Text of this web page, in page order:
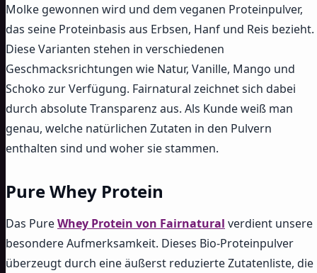
Molke gewonnen wird und dem veganen Proteinpulver,
das seine Proteinbasis aus Erbsen, Hanf und Reis bezieht.
Diese Varianten stehen in verschiedenen
Geschmacksrichtungen wie Natur, Vanille, Mango und
Schoko zur Verfügung. Fairnatural zeichnet sich dabei
durch absolute Transparenz aus. Als Kunde weiß man
genau, welche natürlichen Zutaten in den Pulvern
enthalten sind und woher sie stammen.
Pure Whey Protein
Das PureWhey Protein von Fairnatural verdient unsere
besondere Aufmerksamkeit. Dieses Bio-Proteinpulver
überzeugt durch eine äußerst reduzierte Zutatenliste, die